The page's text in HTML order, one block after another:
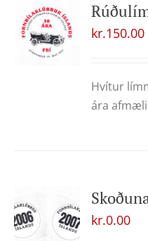
kr.150.00
Hvítur
ára
kr.0.00